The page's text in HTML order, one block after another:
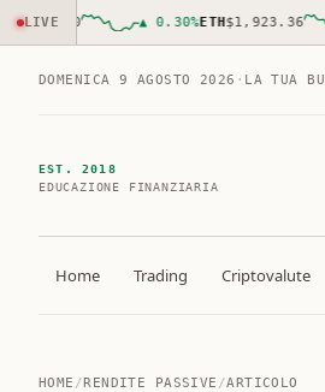
LIVE 0.30% ETH$1,923.36
DOMENICA 9 AGOSTO 2026 · LA TUA
EST. 2018
EDUCAZIONE FINANZIARIA
Home Trading Criptovalute
HOME /RENDITE PASSIVE /ARTICOLO